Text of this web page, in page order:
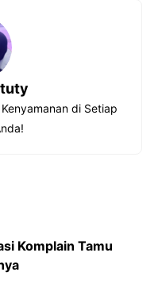
di Setiap
Komplain Tamu